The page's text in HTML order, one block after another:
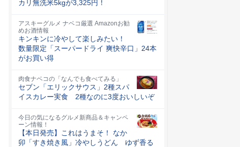
カリ無洗米5kgが3,325円！
アスキーグルメ ナベコ厳選 Amazonお勧
めお酒情報
キンキンに冷やして楽しみたい！
数量限定「スーパードライ 爽快辛口」24本
がお買い得
肉食ナベコの「なんでも食べてみる」
セブン「エリックサウス」2種スパ
イスカレー実食 2種なのに3度おいしいぞ
今日の気になるグルメ新商品＆キャンペ
ーン情報！
【本日発売】これはうまそ！ なか
卯「すき焼き風」冷やしうどん ゆず香る